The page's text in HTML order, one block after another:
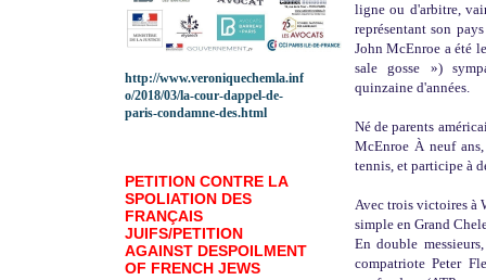
ligne ou d'arbitre,
représentant son
John McEnroe a été
sale gosse »)
quinzaine d'années.
Né de parents
McEnroe À neuf
tennis, et participe à
Avec trois victoires à
simple en Grand
En double
compatriote Peter
http://www.veroniquechemla.inf
o/2018/03/la-cour-dappel-de-
paris-condamne-des.html
PETITION CONTRE LA
SPOLIATION DES
FRANÇAIS
JUIFS/PETITION
AGAINST DESPOILMENT
OF FRENCH JEWS